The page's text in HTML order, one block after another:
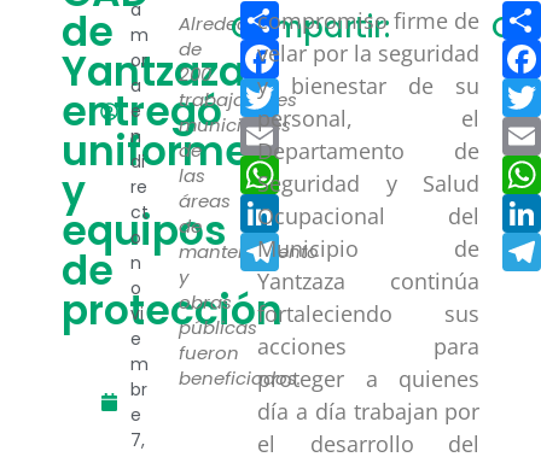
de
Yantzaza
entregó
uniformes
y
equipos
de
protección
a
m
or
a
e
n
di
re
ct
o
n
o
vi
e
m
br
e
7,
Alrededor
de
200
trabajadores
municipales
de
las
áreas
de
mantenimiento
y
obras
públicas
fueron
beneficiados.
Compartir:
Compartir
Facebook
Twitter
Email
WhatsApp
LinkedIn
Telegram
compromiso firme de
velar por la seguridad
y bienestar de su
personal, el
Departamento de
Seguridad y Salud
Ocupacional del
Municipio de
Yantzaza continúa
fortaleciendo sus
acciones para
proteger a quienes
día a día trabajan por
el desarrollo del